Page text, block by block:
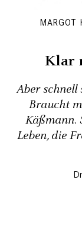
MARGOT
Klar
Aber
Braucht
Käßmann.
Leben, die